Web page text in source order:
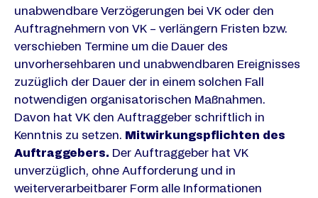
unabwendbare Verzögerungen bei VK oder den
Auftragnehmern von VK – verlängern Fristen bzw.
verschieben Termine um die Dauer des
unvorhersehbaren und unabwendbaren Ereignisses
zuzüglich der Dauer der in einem solchen Fall
notwendigen organisatorischen Maßnahmen.
Davon hat VK den Auftraggeber schriftlich in
Kenntnis zu setzen. Mitwirkungspflichten des
Auftraggebers. Der Auftraggeber hat VK
unverzüglich, ohne Aufforderung und in
weiterverarbeitbarer Form alle Informationen